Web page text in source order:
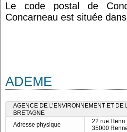
Le code postal de
Concarneau est située
ADEME
AGENCE DE L’ENVIRONNEMENT ET
BRETAGNE
Adresse physique
22 rue Henri
35000